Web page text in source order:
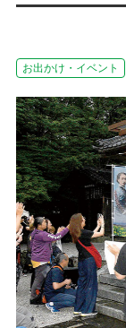
お出かけ・イベント